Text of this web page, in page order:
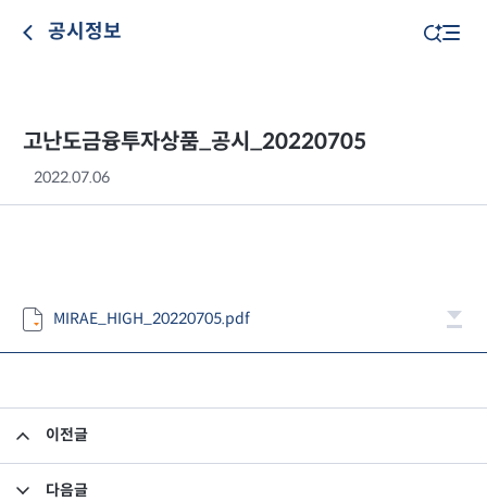
공시정보
고난도금융투자상품_공시_20220705
2022.07.06
MIRAE_HIGH_20220705.pdf
이전글
다음글